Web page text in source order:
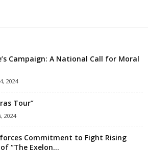
Campaign: A National Call for Moral
2024
Tour”
2024
Commitment to Fight Rising
“The Exelon...